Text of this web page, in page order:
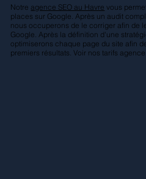
Notre agence SEO au Havre vous
places sur Google. Après un audit
nous occuperons de le corriger afin de
Google. Après la définition d'une
optimiserons chaque page du site afin
premiers résultats. Voir nos tarifs agence